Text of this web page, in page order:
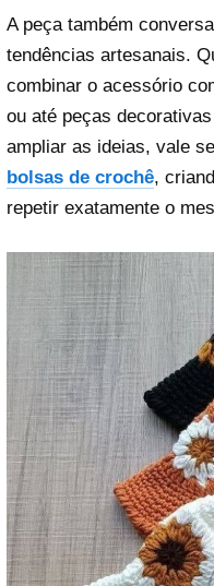
A peça também
tendências artesanais.
combinar o acessório
ou até peças
ampliar as ideias, vale
bolsas de crochê,
repetir exatamente o